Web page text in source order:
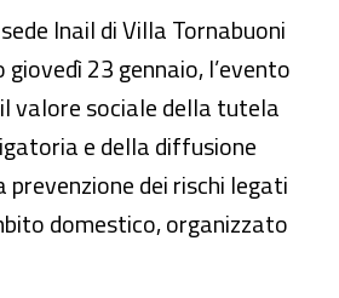
Inail di Villa Tornabuoni
23 gennaio, l’evento
valore sociale della tutela
e della diffusione
dei rischi legati
domestico, organizzato